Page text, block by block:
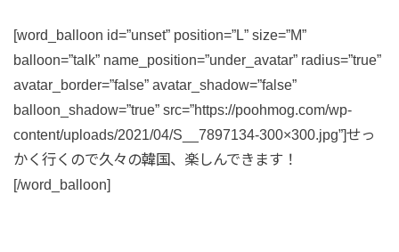
[word_balloon id=”unset” position=”L” size=”M”
balloon=”talk” name_position=”under_avatar” radius=”true”
avatar_border=”false” avatar_shadow=”false”
balloon_shadow=”true” src=”https://poohmog.com/wp-
content/uploads/2021/04/S__7897134-300×300.jpg”]せっ
かく行くので久々の韓国、楽しんできます！
[/word_balloon]